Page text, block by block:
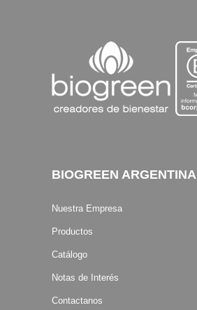
BIOGREEN ARGENTINA
Nuestra Empresa
Productos
Catálogo
Notas de Interés
Contactanos